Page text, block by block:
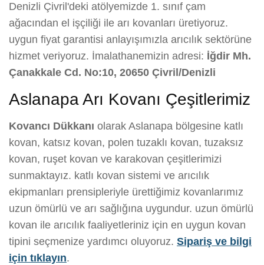
Denizli Çivril'deki atölyemizde 1. sınıf çam
ağacından el işçiliği ile arı kovanları üretiyoruz.
uygun fiyat garantisi anlayışımızla arıcılık sektörüne
hizmet veriyoruz. İmalathanemizin adresi: İğdir Mh.
Çanakkale Cd. No:10, 20650 Çivril/Denizli
Aslanapa Arı Kovanı Çeşitlerimiz
Kovancı Dükkanı olarak Aslanapa bölgesine katlı
kovan, katsız kovan, polen tuzaklı kovan, tuzaksız
kovan, ruşet kovan ve karakovan çeşitlerimizi
sunmaktayız. katlı kovan sistemi ve arıcılık
ekipmanları prensipleriyle ürettiğimiz kovanlarımız
uzun ömürlü ve arı sağlığına uygundur. uzun ömürlü
kovan ile arıcılık faaliyetleriniz için en uygun kovan
tipini seçmenize yardımcı oluyoruz. Sipariş ve bilgi
için tıklayın.